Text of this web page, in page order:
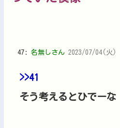
47: 名無しさん 2023/07/04(火)
>>41
そう考えるとひでーな